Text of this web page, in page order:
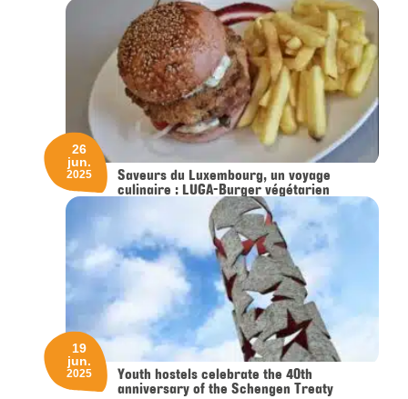
Saveurs du Luxembourg, un voyage
culinaire : LUGA-Burger végétarien
26
jun.
2025
Youth hostels celebrate the 40th
anniversary of the Schengen Treaty
19
jun.
2025